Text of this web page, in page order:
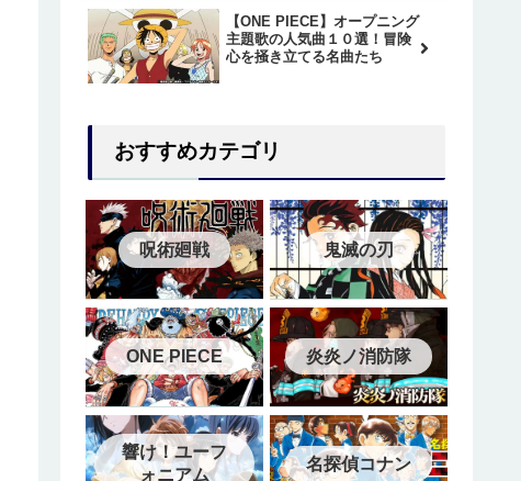
【ONE PIECE】オープニング
主題歌の人気曲１０選！冒険
心を掻き立てる名曲たち
おすすめカテゴリ
呪術廻戦 鬼滅の刃
ONE PIECE 炎炎ノ消防隊
響け！ユーフ
ォニアム
名探偵コナン